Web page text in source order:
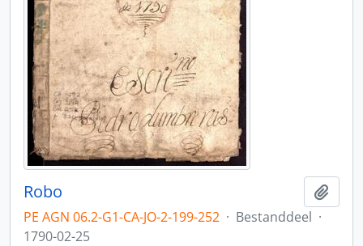
Robo
PE AGN 06.2-G1-CA-JO-2-199-252 · Bestanddeel ·
1790-02-25